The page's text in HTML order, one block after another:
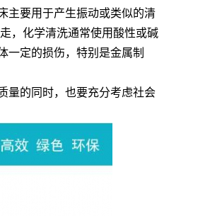
涂脱漆剂
主要用于产生振动或类似的清
，化学清洗通常使用酸性或碱
一定的损伤，特别是金属制
量的同时，也要充分考虑社会